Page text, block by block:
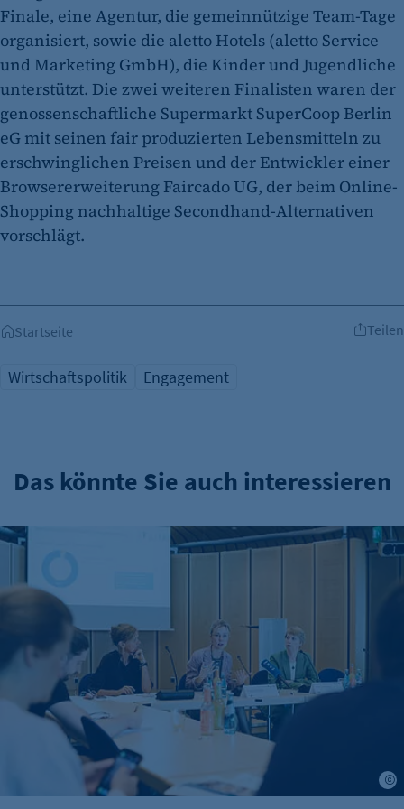
Finale, eine Agentur, die gemeinnützige Team-Tage
organisiert, sowie die aletto Hotels (aletto Service
und Marketing GmbH), die Kinder und Jugendliche
unterstützt. Die zwei weiteren Finalisten waren der
genossenschaftliche Supermarkt SuperCoop Berlin
eG mit seinen fair produzierten Lebensmitteln zu
erschwinglichen Preisen und der Entwickler einer
Browsererweiterung Faircado UG, der beim Online-
Shopping nachhaltige Secondhand-Alternativen
vorschlägt.
Startseite Teilen
Wirtschaftspolitik Engagement
Das könnte Sie auch interessieren
IHK-Umfragen: Hohe Zufriedenheit bei Azubis – doch